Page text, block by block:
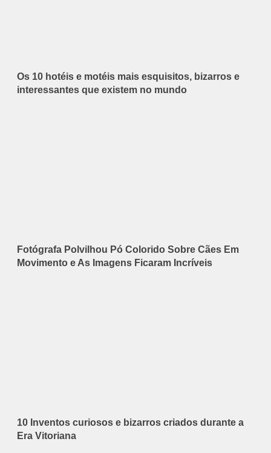
Os 10 hotéis e motéis mais esquisitos, bizarros e
interessantes que existem no mundo
Fotógrafa Polvilhou Pó Colorido Sobre Cães Em
Movimento e As Imagens Ficaram Incríveis
10 Inventos curiosos e bizarros criados durante a
Era Vitoriana